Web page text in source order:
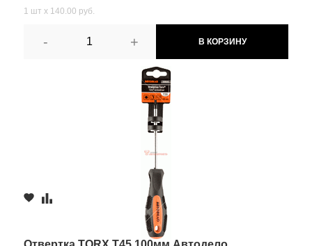
1 шт х 140.00 руб.
- + В КОРЗИНУ